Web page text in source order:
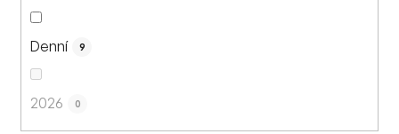
Denní 9
2026 0